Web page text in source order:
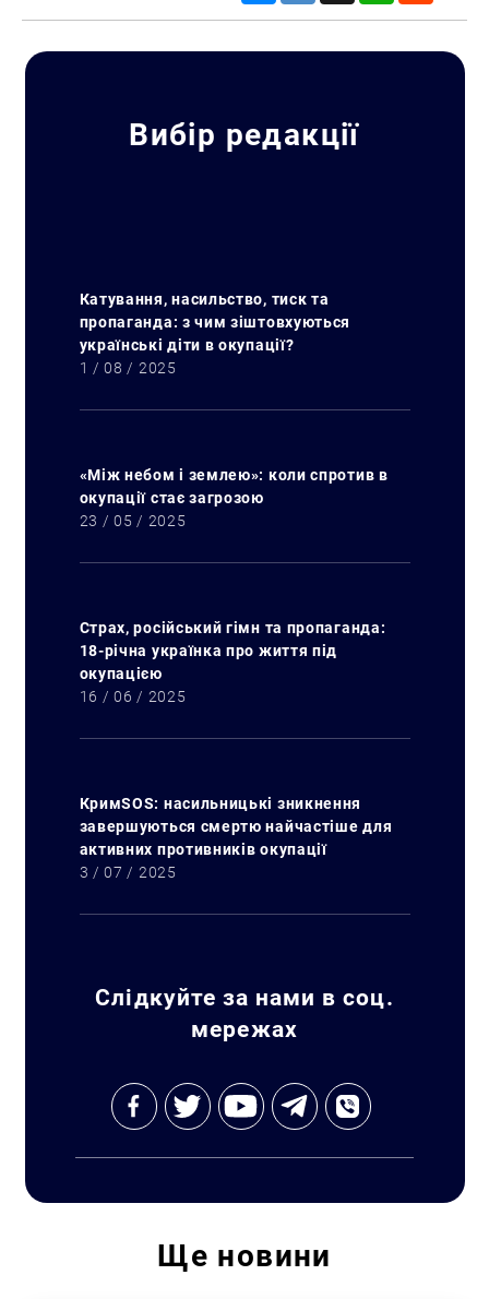
Вибір редакції
Катування, насильство, тиск та
пропаганда: з чим зіштовхуються
українські діти в окупації?
1 / 08 / 2025
«Між небом і землею»: коли спротив в
окупації стає загрозою
23 / 05 / 2025
Страх, російський гімн та пропаганда:
18-річна українка про життя під
окупацією
16 / 06 / 2025
КримSOS: насильницькі зникнення
завершуються смертю найчастіше для
активних противників окупації
3 / 07 / 2025
Слідкуйте за нами в соц.
мережах
Ще новини